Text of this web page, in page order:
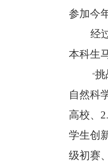
参加今
经
本科生
“挑
自然科
高校、
学生创
级初赛